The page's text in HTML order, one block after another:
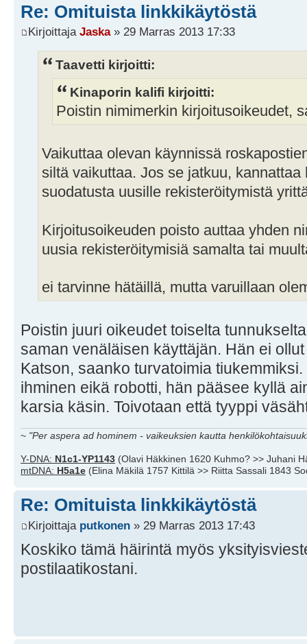
Re: Omituista linkkikäytöstä
Kirjoittaja Jaska» 29 Marras 2013 17:33
Taavetti kirjoitti:
Kinaporin kalifi kirjoitti:
Poistin nimimerkin kirjoitusoikeudet,
Vaikuttaa olevan käynnissä
siltä vaikuttaa. Jos se jatkuu,
suodatusta uusille rekisteröitymistä
Kirjoitusoikeuden poisto auttaa yhden
uusia rekisteröitymisiä samalta tai
ei tarvinne hätäillä, mutta varuillaan
Poistin juuri oikeudet toiselta
saman venäläisen käyttäjän. Hän ei
Katson, saanko turvatoimia
ihminen eikä robotti, hän pääsee kyllä
karsia käsin. Toivotaan että tyyppi
~ "Per aspera ad hominem - vaikeuksien kautta
Y-DNA: N1c1-YP1143 (Olavi Häkkinen 1620 Kuhmo? >> Juhani
mtDNA: H5a1e (Elina Mäkilä 1757 Kittilä >> Riitta Sassali 1843
Re: Omituista linkkikäytöstä
Kirjoittaja putkonen » 29 Marras 2013 17:43
Koskiko tämä häirintä myös
postilaatikostani.